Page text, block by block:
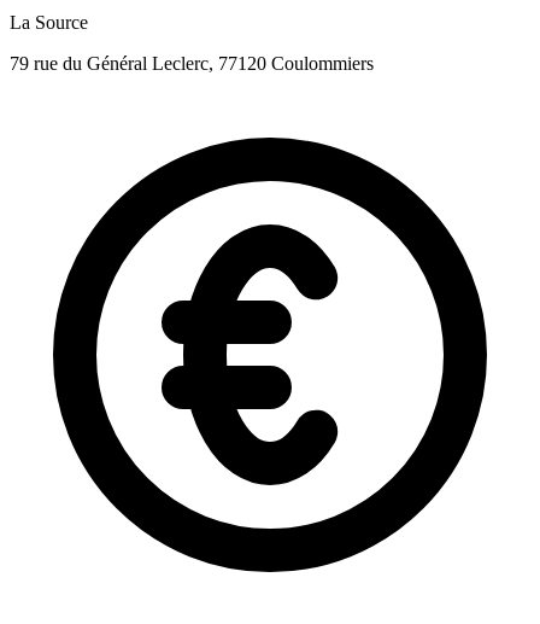
La Source
79 rue du Général Leclerc, 77120 Coulommiers